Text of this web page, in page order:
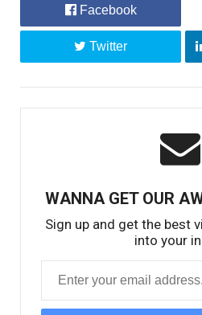
Facebook
Twitter
WANNA GET OUR
Sign up and get the best
into your